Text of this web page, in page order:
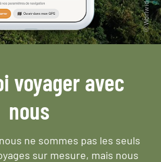
voyager avec
nous
ne sommes pas les seuls
sur mesure, mais nous